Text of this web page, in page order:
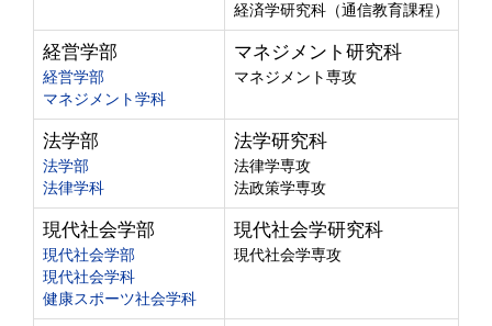
経済学研究科（通信教育課程）
経営学部
経営学部
マネジメント学科
マネジメント研究科
マネジメント専攻
法学部
法学部
法律学科
法学研究科
法律学専攻
法政策学専攻
現代社会学部
現代社会学部
現代社会学科
健康スポーツ社会学科
現代社会学研究科
現代社会学専攻